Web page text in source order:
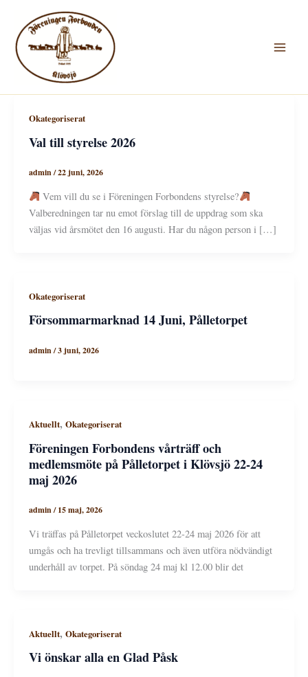
innehåll
Okategoriserat
Val till styrelse 2026
admin/22 juni, 2026
Vem vill du se i Föreningen Forbondens styrelse?
Valberedningen tar nu emot förslag till de uppdrag som ska
väljas vid årsmötet den 16 augusti. Har du någon person i […]
Okategoriserat
Försommarmarknad 14 Juni, Pålletorpet
admin/3 juni, 2026
Aktuellt, Okategoriserat
Föreningen Forbondens vårträff och
medlemsmöte på Pålletorpet i Klövsjö 22-24
maj 2026
admin/15 maj, 2026
Vi träffas på Pålletorpet veckoslutet 22-24 maj 2026 för att
umgås och ha trevligt tillsammans och även utföra nödvändigt
underhåll av torpet. På söndag 24 maj kl 12.00 blir det
Aktuellt, Okategoriserat
Vi önskar alla en Glad Påsk